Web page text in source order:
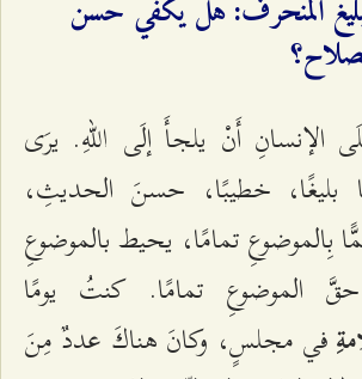
المنحرف: هل يكفي حسن
أَنْ یلجأَ إلَى اللّهِ. یرَى
بلیغًا، خطیبًا، حسنَ الحدیثِ،
بِالموضوعِ تمامًا، يحيط بالموضوعِ
الموضوعِ تمامًا. كنتُ یومًا
في مجلسٍ، وكانَ هناكَ عددٌ مِنَ